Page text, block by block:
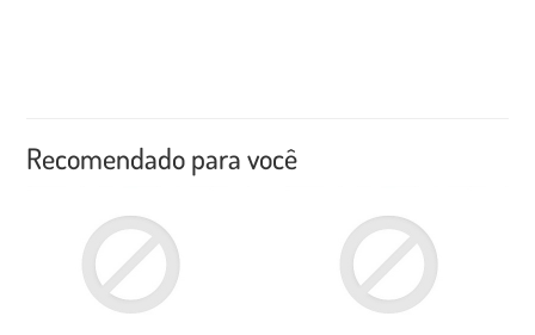
Recomendado para você